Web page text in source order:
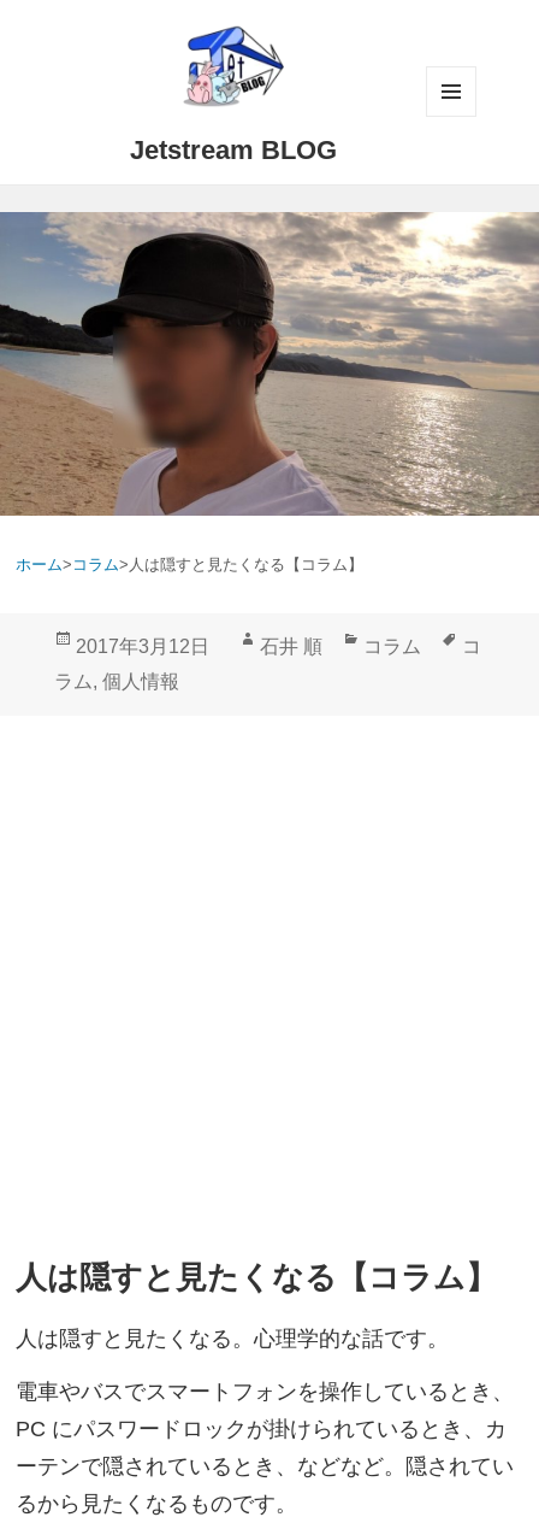
Jetstream BLOG
ホーム> コラム> 人は隠すと見たくなる【コラム】
投
稿
2017年3月12日
作
石井 順
カ
コラム
タ
コ
ラム, 個人情報
人は隠すと見たくなる【コラム】
人は隠すと見たくなる。心理学的な話です。
電車やバスでスマートフォンを操作しているとき、
PC にパスワードロックが掛けられているとき、カ
ーテンで隠されているとき、などなど。隠されてい
るから見たくなるものです。